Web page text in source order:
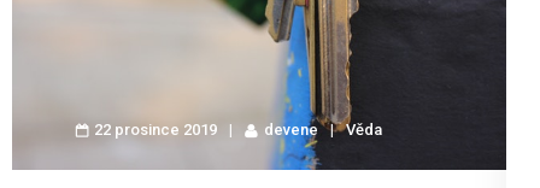
22 prosince 2019 devene Věda